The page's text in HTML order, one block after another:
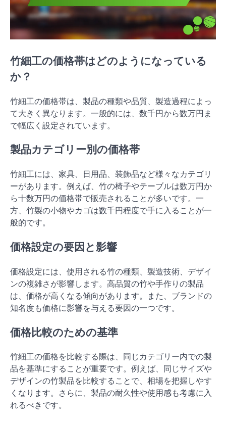
竹細工の価格帯はどのようになっている
か？
竹細工の価格帯は、製品の種類や品質、製造過程によっ
て大きく異なります。一般的には、数千円から数万円ま
で幅広く設定されています。
製品カテゴリー別の価格帯
竹細工には、家具、日用品、装飾品など様々なカテゴリ
ーがあります。例えば、竹の椅子やテーブルは数万円か
ら十数万円の価格帯で販売されることが多いです。一
方、竹製の小物やカゴは数千円程度で手に入ることが一
般的です。
価格設定の要因と影響
価格設定には、使用される竹の種類、製造技術、デザイ
ンの複雑さが影響します。高品質の竹や手作りの製品
は、価格が高くなる傾向があります。また、ブランドの
知名度も価格に影響を与える要因の一つです。
価格比較のための基準
竹細工の価格を比較する際は、同じカテゴリー内での製
品を基準にすることが重要です。例えば、同じサイズや
デザインの竹製品を比較することで、相場を把握しやす
くなります。さらに、製品の耐久性や使用感も考慮に入
れるべきです。